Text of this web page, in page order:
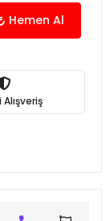
Hemen Al